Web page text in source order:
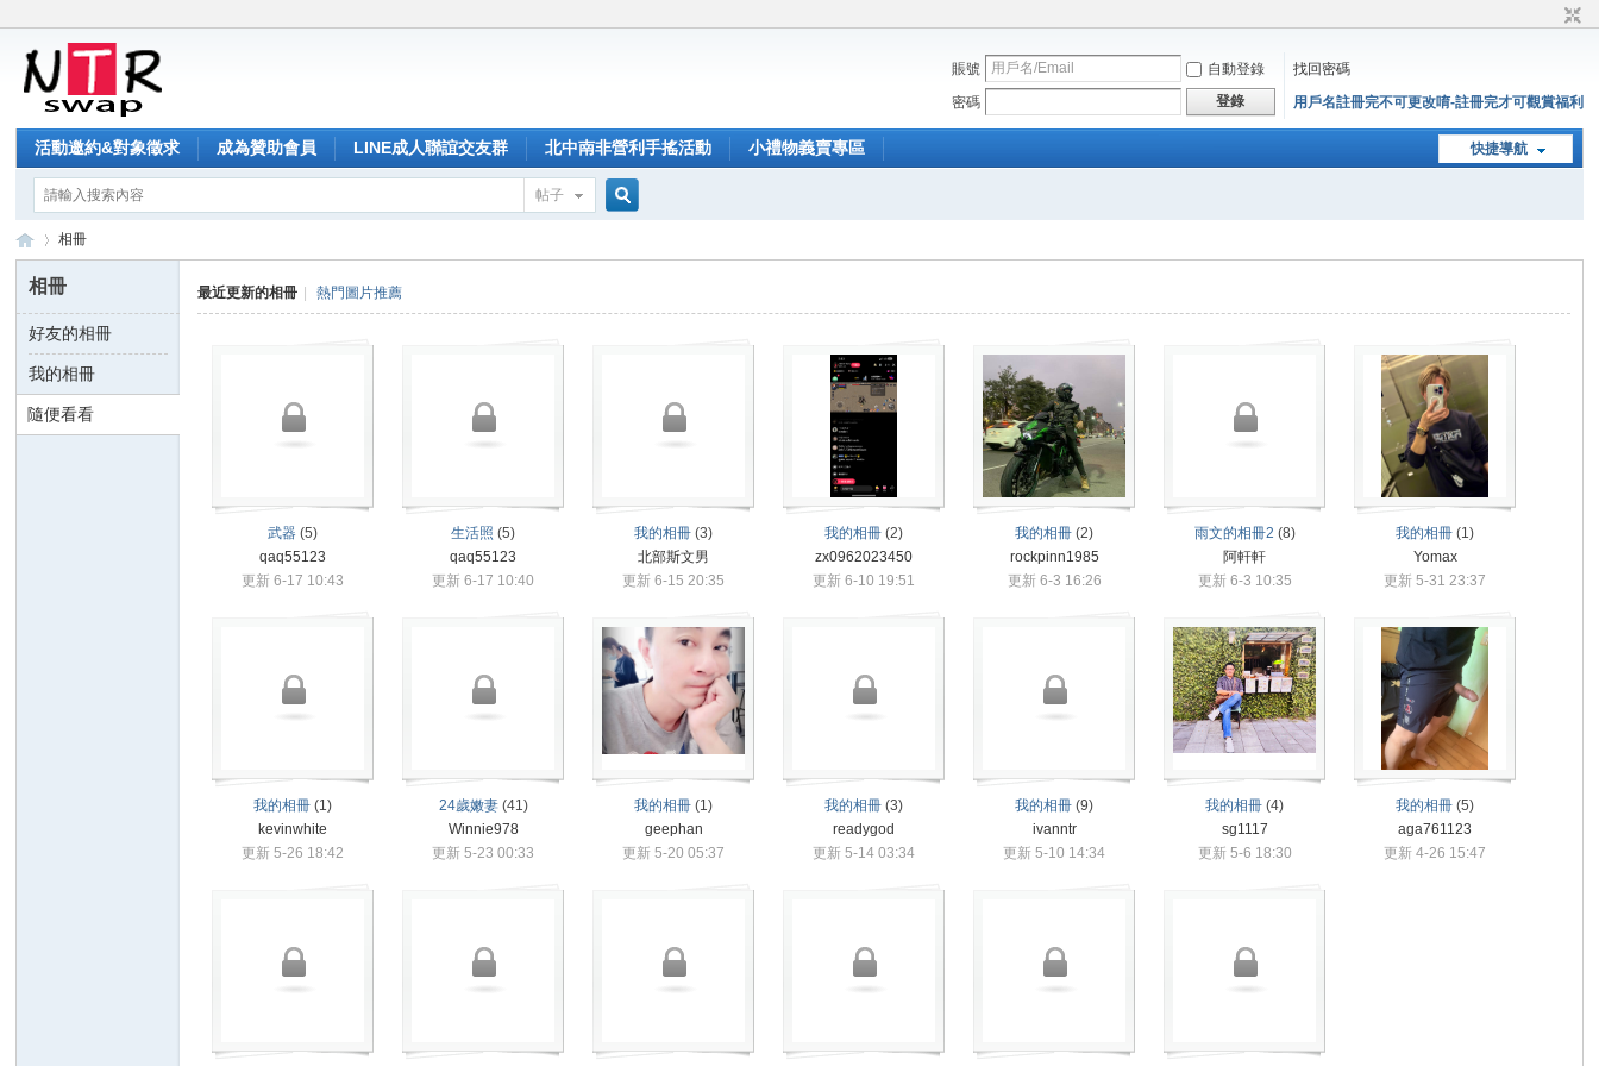
賬號 自動登錄
找回密碼
密碼
登錄 用戶名註冊完不可更改唷-註冊完才可觀賞福利
快捷導航
活動邀約&對象徵求 成為贊助會員 LINE成人聯誼交友群 北中南非營利手搖活動 小禮物義賣專區
帖子
NT›
相冊
相冊
好友的相冊
我的相冊
隨便看看
最近更新的相冊 熱門圖片推薦
武器 (5)
qaq55123
更新 6-17 10:43
生活照 (5)
qaq55123
更新 6-17 10:40
我的相冊 (3)
北部斯文男
更新 6-15 20:35
我的相冊 (2)
zx0962023450
更新 6-10 19:51
我的相冊 (2)
rockpinn1985
更新 6-3 16:26
雨文的相冊2 (8)
阿軒軒
更新 6-3 10:35
我的相冊 (1)
Yomax
更新 5-31 23:37
我的相冊 (1)
kevinwhite
更新 5-26 18:42
24歲嫩妻(41)
Winnie978
更新 5-23 00:33
我的相冊 (1)
geephan
更新 5-20 05:37
我的相冊 (3)
readygod
更新 5-14 03:34
我的相冊 (9)
ivanntr
更新 5-10 14:34
我的相冊 (4)
sg1117
更新 5-6 18:30
我的相冊 (5)
aga761123
更新 4-26 15:47